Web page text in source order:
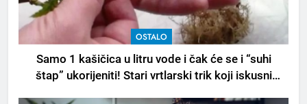
OSTALO
Samo 1 kašičica u litru vode i čak će se i “suhi
štap” ukorijeniti! Stari vrtlarski trik koji iskusni